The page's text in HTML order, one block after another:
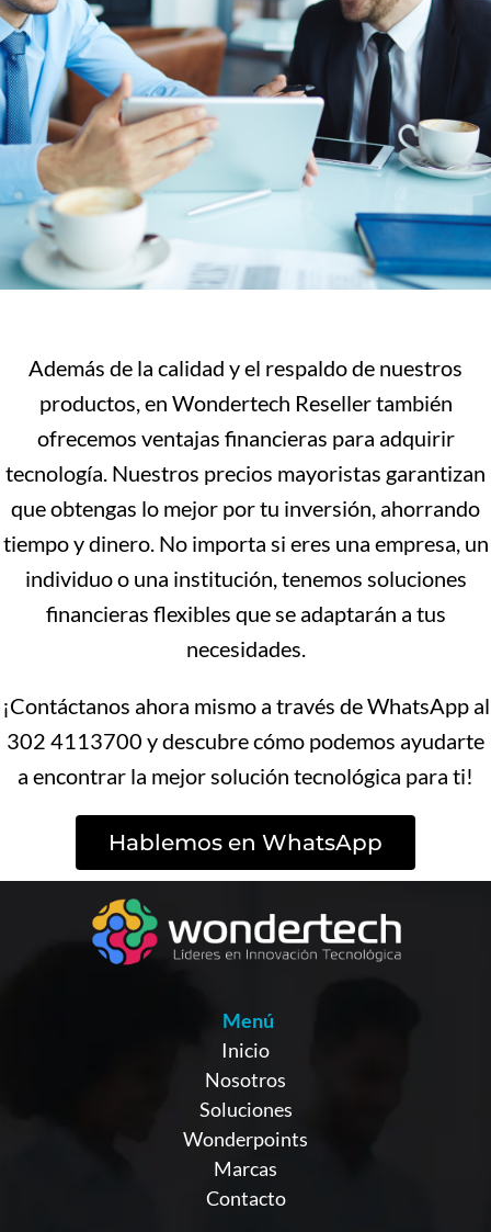
Además de la calidad y el respaldo de nuestros
productos, en Wondertech Reseller también
ofrecemos ventajas financieras para adquirir
tecnología. Nuestros precios mayoristas garantizan
que obtengas lo mejor por tu inversión, ahorrando
tiempo y dinero. No importa si eres una empresa, un
individuo o una institución, tenemos soluciones
financieras flexibles que se adaptarán a tus
necesidades.
¡Contáctanos ahora mismo a través de WhatsApp al
302 4113700 y descubre cómo podemos ayudarte
a encontrar la mejor solución tecnológica para ti!
Hablemos en WhatsApp
Menú
Inicio
Nosotros
Soluciones
Wonderpoints
Marcas
Contacto